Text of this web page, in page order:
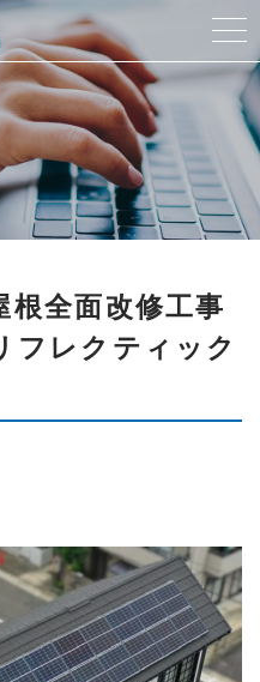
量の削減を
全面改修工事
フレクティック